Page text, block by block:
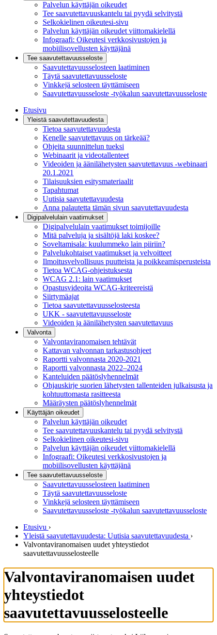
Palvelun käyttäjän oikeudet
Tee saavutettavuuskantelu tai pyydä selvitystä
Selkokielinen oikeutesi-sivu
Palvelun käyttäjän oikeudet viittomakielellä
Infograafi: Oikeutesi verkkosivustojen ja
mobiilisovellusten käyttäjänä
Tee saavutettavuusseloste
Saavutettavuus­selosteen laatiminen
Täytä saavutettavuusseloste
Vinkkejä selosteen täyttämiseen
Saavutettavuusseloste -työkalun saavutettavuusseloste
Etusivu
Yleistä saavutettavuudesta
Tietoa saavutettavuudesta
Kenelle saavutettavuus on tärkeää?
Ohjeita suunnittelun tueksi
Webinaarit ja videotallenteet
Videoiden ja äänilähetysten saavutettavuus -webinaari
20.1.2021
Tilaisuuksien esitysmateriaalit
Tapahtumat
Uutisia saavutettavuudesta
Anna palautetta tämän sivun saavutettavuudesta
Digipalvelulain vaatimukset
Digipalvelulain vaatimukset toimijoille
Mitä palveluja ja sisältöjä laki koskee?
Soveltamisala: kuulummeko lain piiriin?
Palvelukohtaiset vaatimukset ja velvoitteet
Ilmoitusvelvollisuus puutteista ja poikkeamisperusteista
Tietoa WCAG-ohjeistuksesta
WCAG 2.1: lain vaatimukset
Opastusvideoita WCAG-kriteereistä
Siirtymäajat
Tietoa saavutettavuusselosteesta
UKK - saavutettavuusseloste
Videoiden ja äänilähetysten saavutettavuus
Valvonta
Valvontaviranomaisen tehtävät
Kattavan valvonnan tarkastusohjeet
Raportti valvonnasta 2020-2021
Raportti valvonnasta 2022–2024
Kanteluiden päätöslyhennelmät
Ohjauskirje suorien lähetysten tallenteiden julkaisusta ja
kohtuuttomasta rasitteesta
Määräysten päätöslyhennelmät
Käyttäjän oikeudet
Palvelun käyttäjän oikeudet
Tee saavutettavuuskantelu tai pyydä selvitystä
Selkokielinen oikeutesi-sivu
Palvelun käyttäjän oikeudet viittomakielellä
Infograafi: Oikeutesi verkkosivustojen ja
mobiilisovellusten käyttäjänä
Tee saavutettavuusseloste
Saavutettavuus­selosteen laatiminen
Täytä saavutettavuusseloste
Vinkkejä selosteen täyttämiseen
Saavutettavuusseloste -työkalun saavutettavuusseloste
Etusivu ›
Yleistä saavutettavuudesta: Uutisia saavutettavuudesta ›
Valvontaviranomaisen uudet yhteystiedot
saavutettavuusselosteelle
Valvontaviranomaisen uudet
yhteystiedot
saavutettavuusselosteelle